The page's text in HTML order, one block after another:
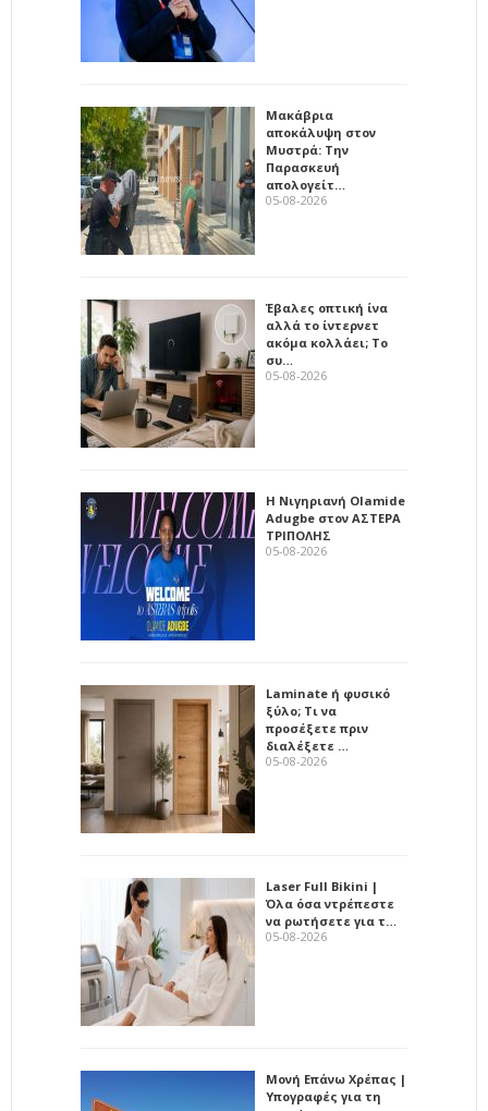
Μακάβρια
αποκάλυψη στον
Μυστρά: Την
Παρασκευή
απολογείτ…
05-08-2026
Έβαλες οπτική ίνα
αλλά το ίντερνετ
ακόμα κολλάει; Το
συ…
05-08-2026
Η Νιγηριανή Olamide
Adugbe στον ΑΣΤΕΡΑ
ΤΡΙΠΟΛΗΣ
05-08-2026
Laminate ή φυσικό
ξύλο; Τι να
προσέξετε πριν
διαλέξετε …
05-08-2026
Laser Full Bikini |
Όλα όσα ντρέπεστε
να ρωτήσετε για τ…
05-08-2026
Μονή Επάνω Χρέπας |
Υπογραφές για τη